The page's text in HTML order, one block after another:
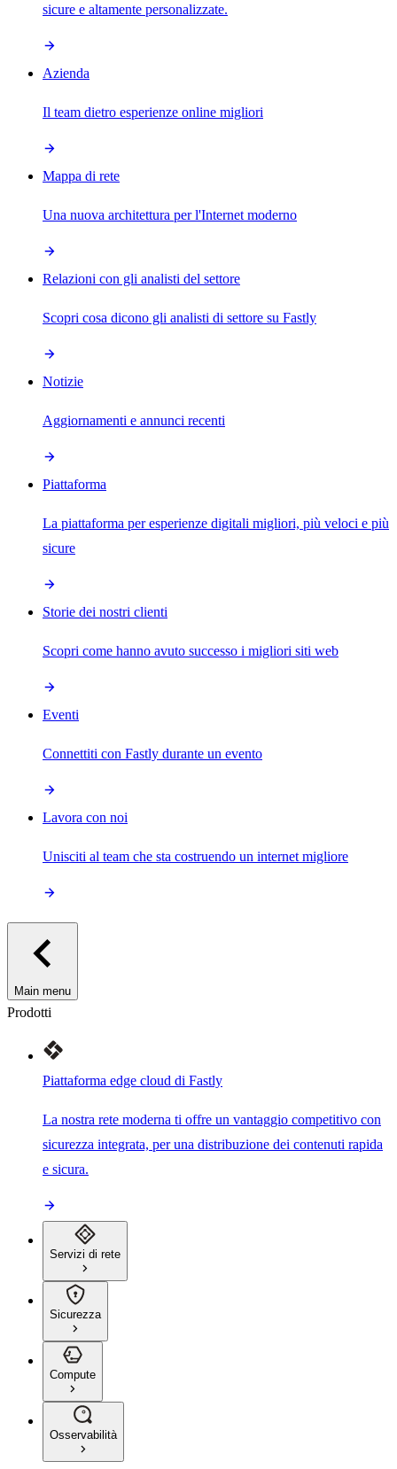
sicure e altamente personalizzate.
Azienda
Il team dietro esperienze online migliori
Mappa di rete
Una nuova architettura per l'Internet moderno
Relazioni con gli analisti del settore
Scopri cosa dicono gli analisti di settore su Fastly
Notizie
Aggiornamenti e annunci recenti
Piattaforma
La piattaforma per esperienze digitali migliori, più veloci e più
sicure
Storie dei nostri clienti
Scopri come hanno avuto successo i migliori siti web
Eventi
Connettiti con Fastly durante un evento
Lavora con noi
Unisciti al team che sta costruendo un internet migliore
Main menu
Prodotti
Piattaforma edge cloud di Fastly
La nostra rete moderna ti offre un vantaggio competitivo con
sicurezza integrata, per una distribuzione dei contenuti rapida
e sicura.
Servizi di rete
Sicurezza
Compute
Osservabilità